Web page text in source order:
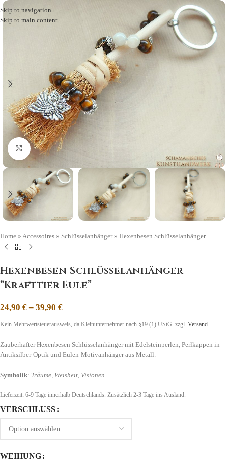
Skip to navigation
Skip to main content
Click to enlarge
Home » Accessoires » Schlüsselanhänger» Hexenbesen Schlüsselanhänger
Hexenbesen Schlüsselanhänger
“Krafttier Eule”
24,90 €– 39,90 €
Kein Mehrwertsteuerausweis, da Kleinunternehmer nach §19 (1) UStG. zzgl. Versand
Zauberhafter Hexenbesen Schlüsselanhänger mit Edelsteinperlen, Perlkappen in
Antiksilber-Optik und Eulen-Motivanhänger aus Metall.
Symbolik: Träume, Weisheit, Visionen
Lieferzeit: 6-9 Tage innerhalb Deutschlands. Zusätzlich 2-3 Tage ins Ausland.
VERSCHLUSS
WEIHUNG